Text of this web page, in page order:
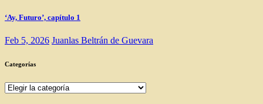
‘Ay, Futuro’, capítulo 1
Feb 5, 2026 Juanlas Beltrán de Guevara
Categorías
Categorías